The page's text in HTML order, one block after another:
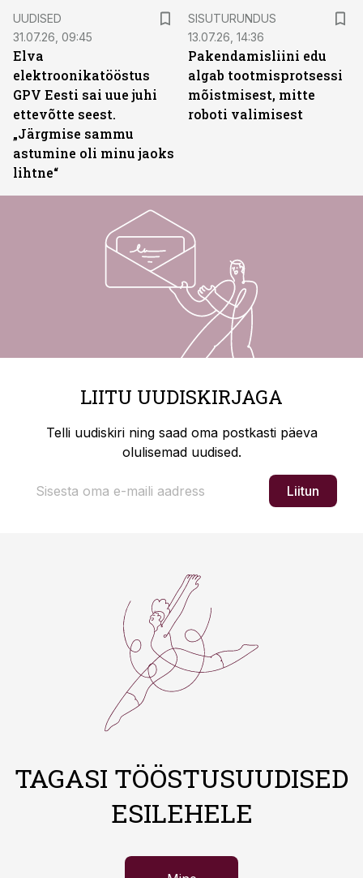
UUDISED
31.07.26, 09:45
Elva
elektroonikatööstus
GPV Eesti sai uue juhi
ettevõtte seest.
„Järgmise sammu
astumine oli minu jaoks
lihtne“
SISUTURUNDUS
13.07.26, 14:36
Pakendamisliini edu
algab tootmisprotsessi
mõistmisest, mitte
roboti valimisest
LIITU UUDISKIRJAGA
Telli uudiskiri ning saad oma postkasti päeva
olulisemad uudised.
Liitun
TAGASI TÖÖSTUSUUDISED
ESILEHELE